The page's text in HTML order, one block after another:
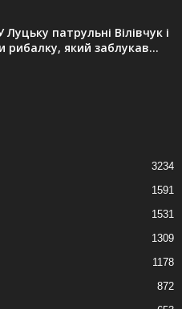
Луцьку патрульні Вілівчук і
рибалку, який заблукав...
3234
1591
1531
1309
1178
872